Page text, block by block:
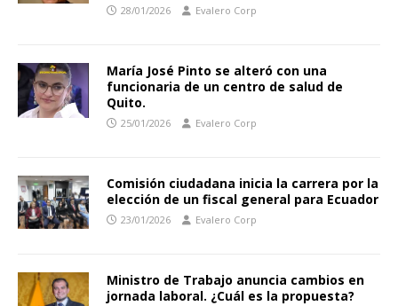
28/01/2026 Evalero Corp
María José Pinto se alteró con una
funcionaria de un centro de salud de
Quito.
25/01/2026 Evalero Corp
Comisión ciudadana inicia la carrera por la
elección de un fiscal general para Ecuador
23/01/2026 Evalero Corp
Ministro de Trabajo anuncia cambios en
jornada laboral. ¿Cuál es la propuesta?